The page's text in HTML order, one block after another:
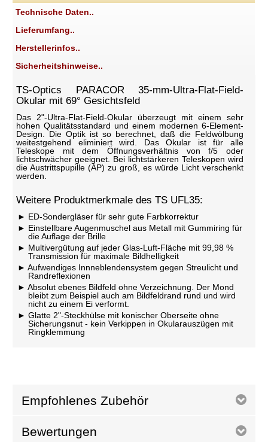
Technische Daten..
Lieferumfang..
Herstellerinfos..
Sicherheitshinweise..
TS-Optics PARACOR 35-mm-Ultra-Flat-Field-
Okular mit 69° Gesichtsfeld
Das 2"-Ultra-Flat-Field-Okular überzeugt mit einem sehr
hohen Qualitätsstandard und einem modernen 6-Element-
Design. Die Optik ist so berechnet, daß die Feldwölbung
weitestgehend eliminiert wird. Das Okular ist für alle
Teleskope mit dem Öffnungsverhältnis von f/5 oder
lichtschwächer geeignet. Bei lichtstärkeren Teleskopen wird
die Austrittspupille (AP) zu groß, es würde Licht verschenkt
werden.
Weitere Produktmerkmale des TS UFL35:
ED-Sondergläser für sehr gute Farbkorrektur
Einstellbare Augenmuschel aus Metall mit Gummiring für
die Auflage der Brille
Multivergütung auf jeder Glas-Luft-Fläche mit 99,98 %
Transmission für maximale Bildhelligkeit
Aufwendiges Innneblendensystem gegen Streulicht und
Randreflexionen
Absolut ebenes Bildfeld ohne Verzeichnung. Der Mond
bleibt zum Beispiel auch am Bildfeldrand rund und wird
nicht zu einem Ei verformt.
Glatte 2"-Steckhülse mit konischer Oberseite ohne
Sicherungsnut - kein Verkippen in Okularauszügen mit
Ringklemmung
Empfohlenes Zubehör
Bewertungen